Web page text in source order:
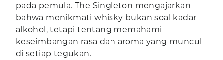
pada pemula. The Singleton mengajarkan
bahwa menikmati whisky bukan soal kadar
alkohol, tetapi tentang memahami
keseimbangan rasa dan aroma yang muncul
di setiap tegukan.